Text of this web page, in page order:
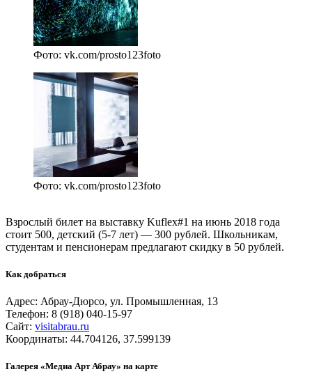
Фото: vk.com/prosto123foto
Фото: vk.com/prosto123foto
Взрослый билет на выставку Kuflex#1 на июнь 2018 года
стоит 500, детский (5-7 лет) — 300 рублей. Школьникам,
студентам и пенсионерам предлагают скидку в 50 рублей.
Как добраться
Адрес: Абрау-Дюрсо, ул. Промышленная, 13
Телефон: 8 (918) 040-15-97
Сайт: visitabrau.ru
Координаты: 44.704126, 37.599139
Галерея «Медиа Арт Абрау» на карте